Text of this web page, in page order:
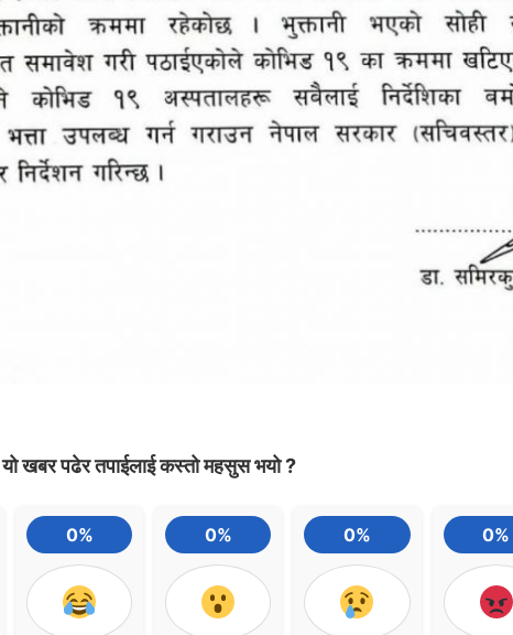
यो खबर पढेर तपाईलाई कस्तो महसुस भयो ?
0% 0% 0% 0%